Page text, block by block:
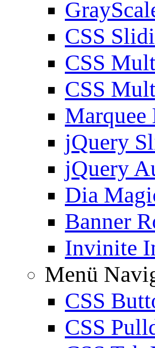
CSS
CSS
CSS
jQuery
jQuery
Dia
Banner
Invinite
Menü
CSS
CSS